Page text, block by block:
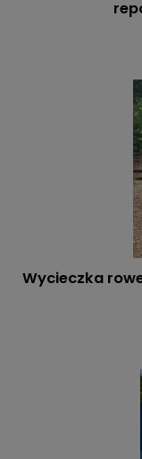
Wycieczka